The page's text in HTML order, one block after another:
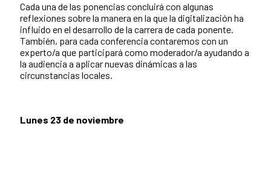
Cada una de las ponencias concluirá con algunas
reflexiones sobre la manera en la que la digitalización ha
influido en el desarrollo de la carrera de cada ponente.
También, para cada conferencia contaremos con un
experto/a que participará como moderador/a ayudando a
la audiencia a aplicar nuevas dinámicas a las
circunstancias locales.
Lunes 23 de noviembre